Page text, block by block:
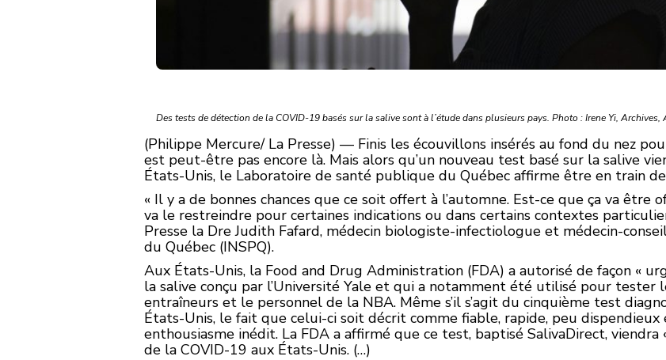
Des tests de détection de la COVID-19 basés sur la salive sont à l’étude dans plusieurs pays. Photo : Irene Yi, Archives,
(Philippe Mercure/ La Presse) — Finis les écouvillons insérés au fond du nez
est peut-être pas encore là. Mais alors qu’un nouveau test basé sur la salive
États-Unis, le Laboratoire de santé publique du Québec affirme être en train
« Il y a de bonnes chances que ce soit offert à l’automne. Est-ce que ça va
va le restreindre pour certaines indications ou dans certains contextes
Presse la Dre Judith Fafard, médecin biologiste-infectiologue et médecin-
du Québec (INSPQ).
Aux États-Unis, la Food and Drug Administration (FDA) a autorisé de façon «
la salive conçu par l’Université Yale et qui a notamment été utilisé pour tester
entraîneurs et le personnel de la NBA. Même s’il s’agit du cinquième test
États-Unis, le fait que celui-ci soit décrit comme fiable, rapide, peu
enthousiasme inédit. La FDA a affirmé que ce test, baptisé SalivaDirect,
de la COVID-19 aux États-Unis. (…)